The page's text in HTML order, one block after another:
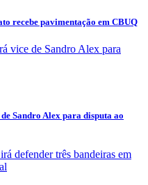
recebe pavimentação em CBUQ
Sandro Alex para disputa ao